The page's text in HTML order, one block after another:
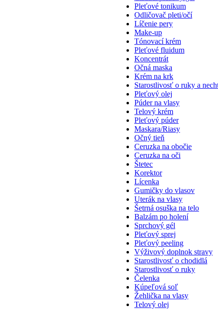
Pleťové tonikum
Odličovač pleti/očí
Líčenie pery
Make-up
Tónovací krém
Pleťové fluidum
Koncentrát
Očná maska
Krém na krk
Starostlivosť o ruky a
Pleťový olej
Púder na vlasy
Telový krém
Pleťový púder
Maskara/Riasy
Očný tieň
Ceruzka na obočie
Ceruzka na oči
Štetec
Korektor
Lícenka
Gumičky do vlasov
Uterák na vlasy
Šetrná osuška na telo
Balzám po holení
Sprchový gél
Pleťový sprej
Pleťový peeling
Výživový doplnok stravy
Starostlivosť o chodidlá
Starostlivosť o ruky
Čelenka
Kúpeľová soľ
Žehlička na vlasy
Telový olej